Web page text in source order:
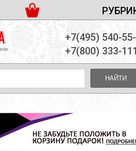
И ОПЛАТА
ПАРТНЕРСТВО
КОНТАКТЫ
ПАРФЮМЕРИЯ
ПАРФЮМЕРИЯ
ПАРФЮМЕРИЯ
НАБОРЫ
НАБОРЫ
НАБОРЫ
ЗА ЛИЦОМ
+7(495) 540-
+7(800) 333-
НАЙТИ